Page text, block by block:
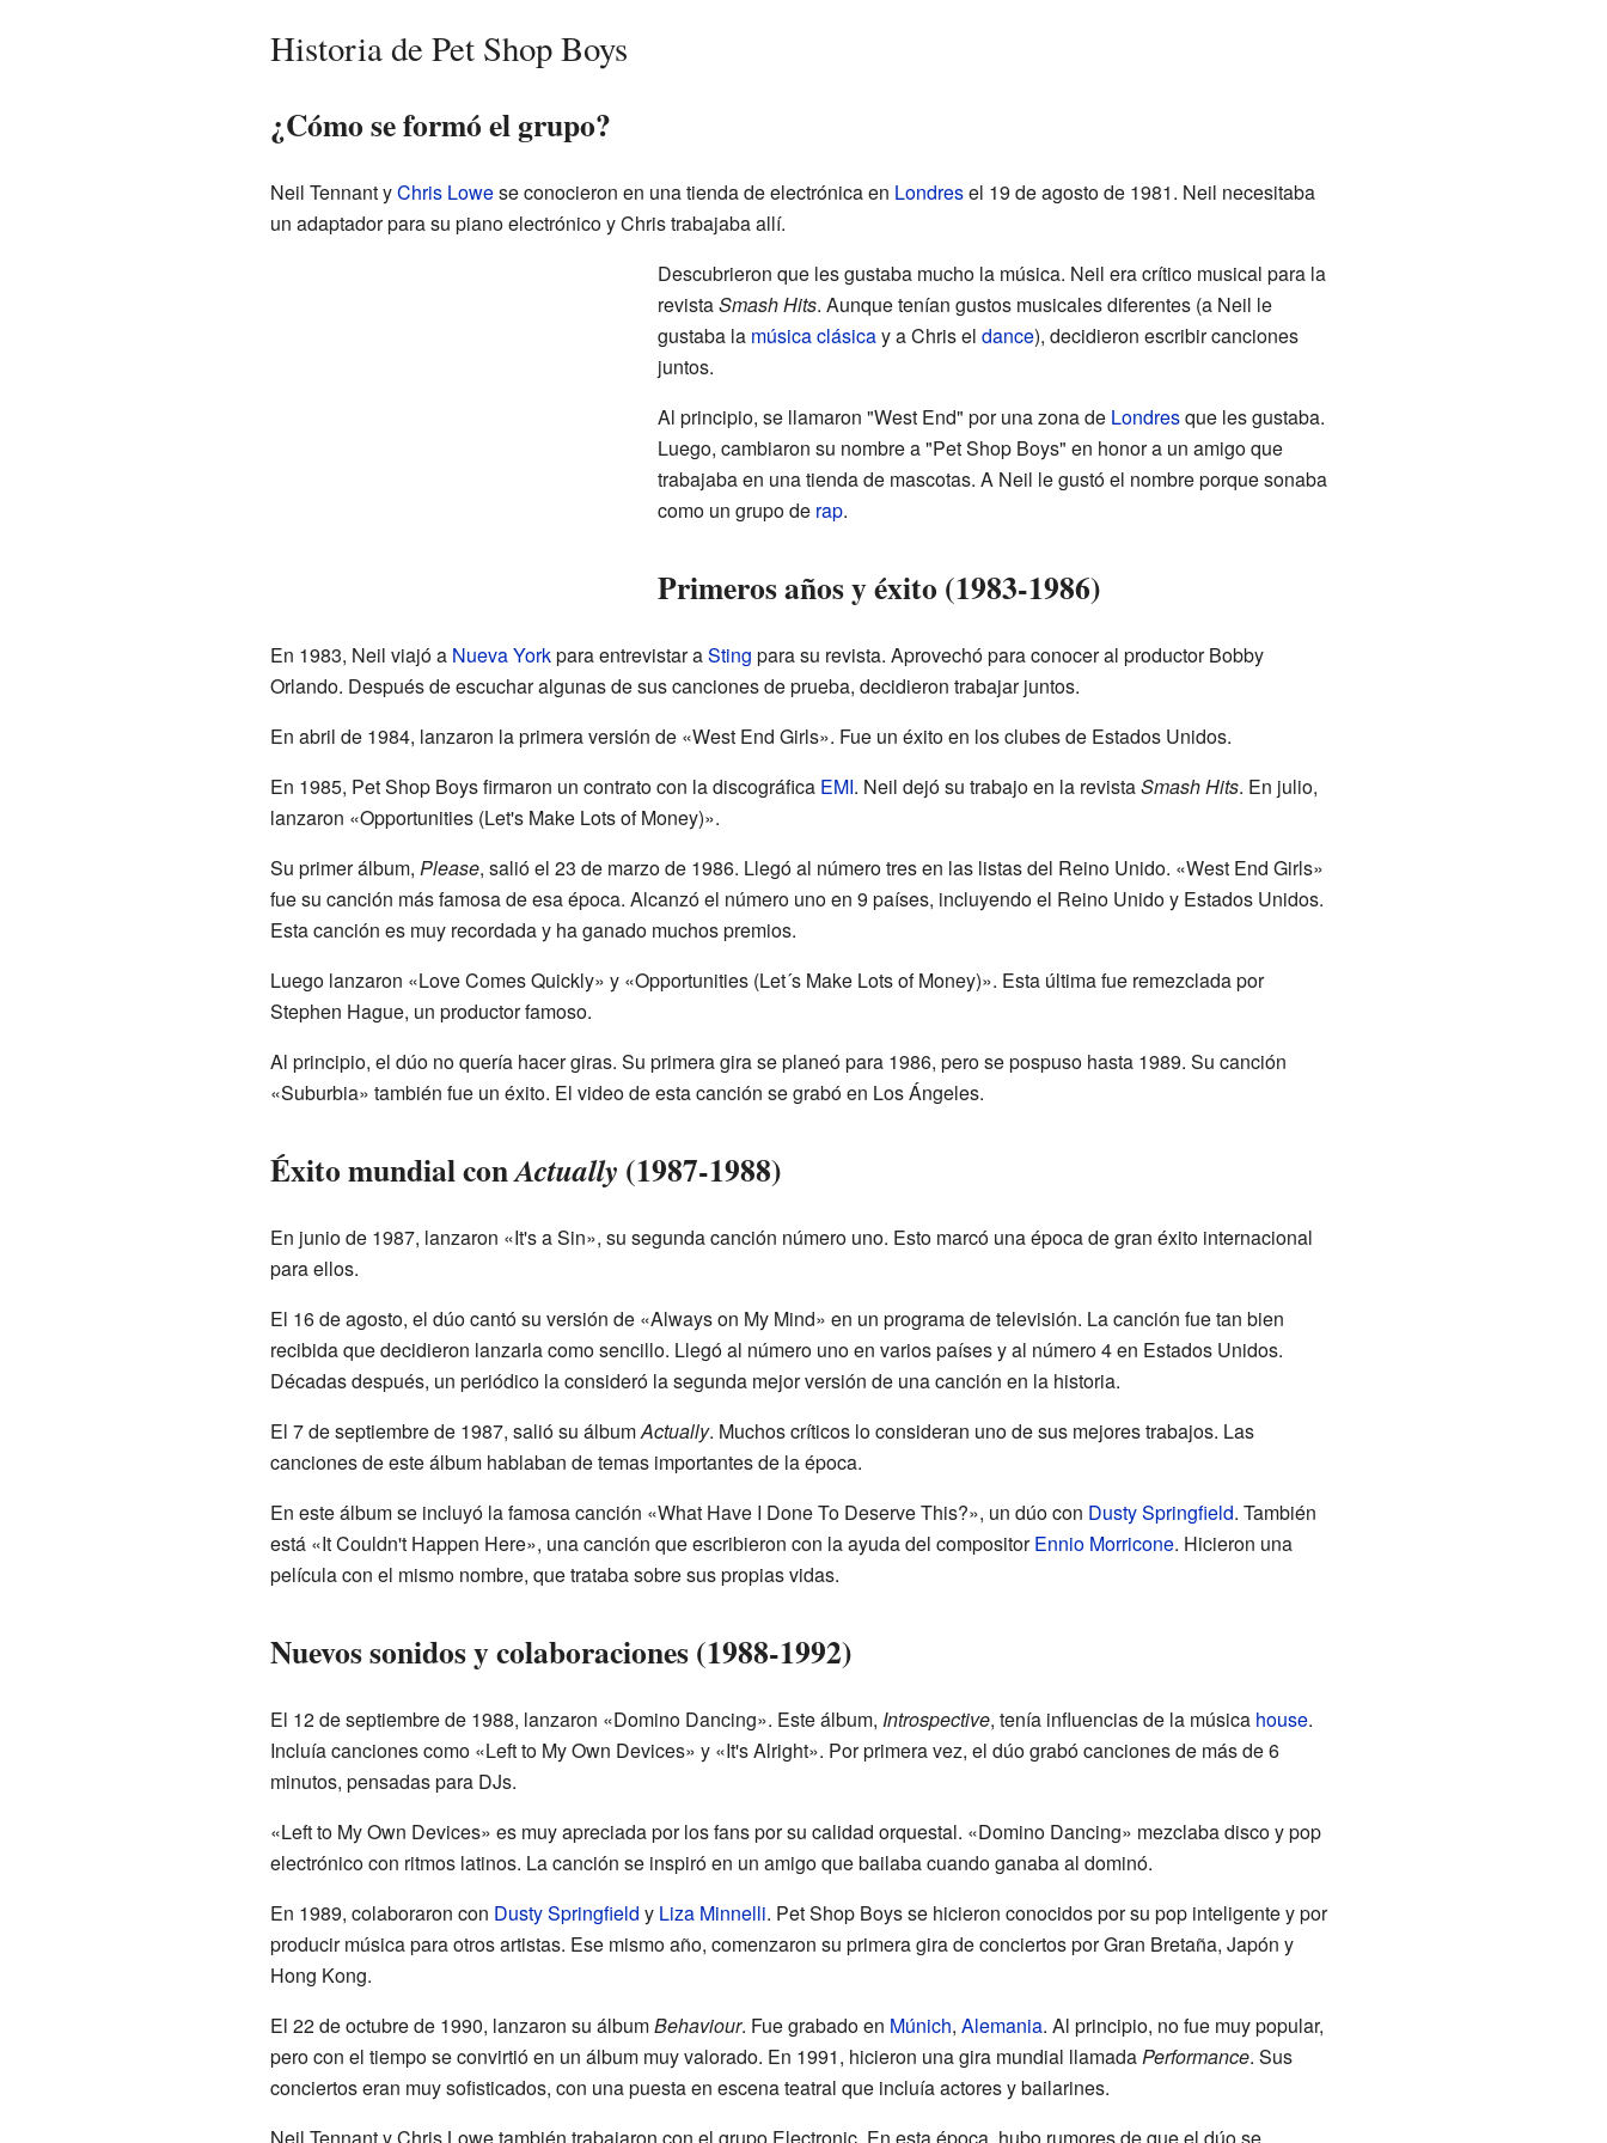
Historia de Pet Shop Boys
¿Cómo se formó el grupo?
Neil Tennant yChris Lowese conocieron en una tienda de electrónica en Londresel 19 de agosto de 1981. Neil necesitaba
un adaptador para su piano electrónico y Chris trabajaba allí.
Descubrieron que les gustaba mucho la música. Neil era crítico musical para la
revistaSmash Hits. Aunque tenían gustos musicales diferentes (a Neil le
gustaba la música clásicay a Chris el dance), decidieron escribir canciones
juntos.
Al principio, se llamaron "West End" por una zona de Londresque les gustaba.
Luego, cambiaron su nombre a "Pet Shop Boys" en honor a un amigo que
trabajaba en una tienda de mascotas. A Neil le gustó el nombre porque sonaba
como un grupo de rap.
Primeros años y éxito (1983-1986)
En 1983, Neil viajó a Nueva Yorkpara entrevistar aSting para su revista. Aprovechó para conocer al productor Bobby
Orlando. Después de escuchar algunas de sus canciones de prueba, decidieron trabajar juntos.
En abril de 1984, lanzaron la primera versión de «West End Girls». Fue un éxito en los clubes de Estados Unidos.
En 1985, Pet Shop Boys firmaron un contrato con la discográfica EMI. Neil dejó su trabajo en la revistaSmash Hits. En julio,
lanzaron «Opportunities (Let's Make Lots of Money)».
Su primer álbum, Please, salió el 23 de marzo de 1986. Llegó al número tres en las listas del Reino Unido. «West End Girls»
fue su canción más famosa de esa época. Alcanzó el número uno en 9 países, incluyendo el Reino Unido y Estados Unidos.
Esta canción es muy recordada y ha ganado muchos premios.
Luego lanzaron «Love Comes Quickly» y «Opportunities (Let´s Make Lots of Money)». Esta última fue remezclada por
Stephen Hague, un productor famoso.
Al principio, el dúo no quería hacer giras. Su primera gira se planeó para 1986, pero se pospuso hasta 1989. Su canción
«Suburbia» también fue un éxito. El video de esta canción se grabó en Los Ángeles.
Éxito mundial conActually (1987-1988)
En junio de 1987, lanzaron «It's a Sin», su segunda canción número uno. Esto marcó una época de gran éxito internacional
para ellos.
El 16 de agosto, el dúo cantó su versión de «Always on My Mind» en un programa de televisión. La canción fue tan bien
recibida que decidieron lanzarla como sencillo. Llegó al número uno en varios países y al número 4 en Estados Unidos.
Décadas después, un periódico la consideró la segunda mejor versión de una canción en la historia.
El 7 de septiembre de 1987, salió su álbumActually. Muchos críticos lo consideran uno de sus mejores trabajos. Las
canciones de este álbum hablaban de temas importantes de la época.
En este álbum se incluyó la famosa canción «What Have I Done To Deserve This?», un dúo con Dusty Springfield. También
está «It Couldn't Happen Here», una canción que escribieron con la ayuda del compositorEnnio Morricone. Hicieron una
película con el mismo nombre, que trataba sobre sus propias vidas.
Nuevos sonidos y colaboraciones (1988-1992)
El 12 de septiembre de 1988, lanzaron «Domino Dancing». Este álbum, Introspective, tenía influencias de la música house.
Incluía canciones como «Left to My Own Devices» y «It's Alright». Por primera vez, el dúo grabó canciones de más de 6
minutos, pensadas para DJs.
«Left to My Own Devices» es muy apreciada por los fans por su calidad orquestal. «Domino Dancing» mezclaba disco y pop
electrónico con ritmos latinos. La canción se inspiró en un amigo que bailaba cuando ganaba al dominó.
En 1989, colaboraron con Dusty Springfield y Liza Minnelli. Pet Shop Boys se hicieron conocidos por su pop inteligente y por
producir música para otros artistas. Ese mismo año, comenzaron su primera gira de conciertos por Gran Bretaña, Japón y
Hong Kong.
El 22 de octubre de 1990, lanzaron su álbumBehaviour. Fue grabado en Múnich, Alemania. Al principio, no fue muy popular,
pero con el tiempo se convirtió en un álbum muy valorado. En 1991, hicieron una gira mundial llamadaPerformance. Sus
conciertos eran muy sofisticados, con una puesta en escena teatral que incluía actores y bailarines.